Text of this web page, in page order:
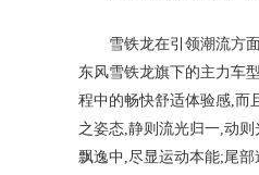
雪铁龙在引领潮流方
东风雪铁龙旗下的主力车
程中的畅快舒适体验感,而
之姿态,静则流光归一,动
飘逸中,尽显运动本能;尾